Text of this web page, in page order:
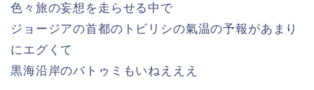
色々旅の妄想を走らせる中で
ジョージアの首都のトビリシの氣温の予報があまり
にエグくて
黒海沿岸のバトゥミもいねえええ